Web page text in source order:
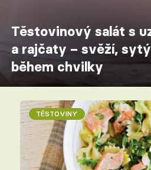
Těstovinový salát s
a rajčaty – svěží,
během chvilky
TĚSTOVINY